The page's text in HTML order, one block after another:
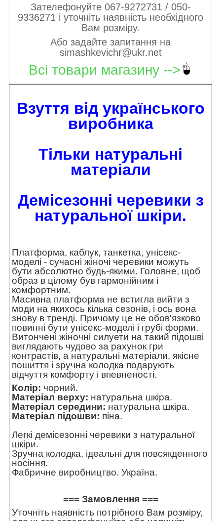
Зателефонуйте 067-9272731 / 050-
9336271 і уточніть наявність необхідного
Вам розміру.
Або задайте запитання на
simashkevichr@ukr.net
Всі товари магазину -->
Взуття від українського
виробника
Тільки натуральні
матеріали
Демісезонні черевики з
натуральної шкіри.
Платформа, каблук, танкетка, унісекс-
моделі - сучасні жіночі черевики можуть
бути абсолютно будь-якими. Головне, щоб
образ в цілому був гармонійним і
комфортним.
Масивна платформа не встигла вийти з
моди на якихось кілька сезонів, і ось вона
знову в тренді. Причому це не обов'язково
повинні бути унісекс-моделі і грубі форми.
Витончені жіночні силуети на такий підошві
виглядають чудово за рахунок гри
контрастів, а натуральні матеріали, якісне
пошиття і зручна колодка подарують
відчуття комфорту і впевненості.
Колір: чорний.
Матеріал верху: натуральна шкіра.
Матеріал середини: натуральна шкіра.
Матеріал підошви: піна.
Легкі демісезонні черевики з натуральної
шкіри.
Зручна колодка, ідеальні для повсякденного
носіння.
Фабричне виробництво. Україна.
=== Замовлення ===
Уточніть наявність потрібного Вам розміру,